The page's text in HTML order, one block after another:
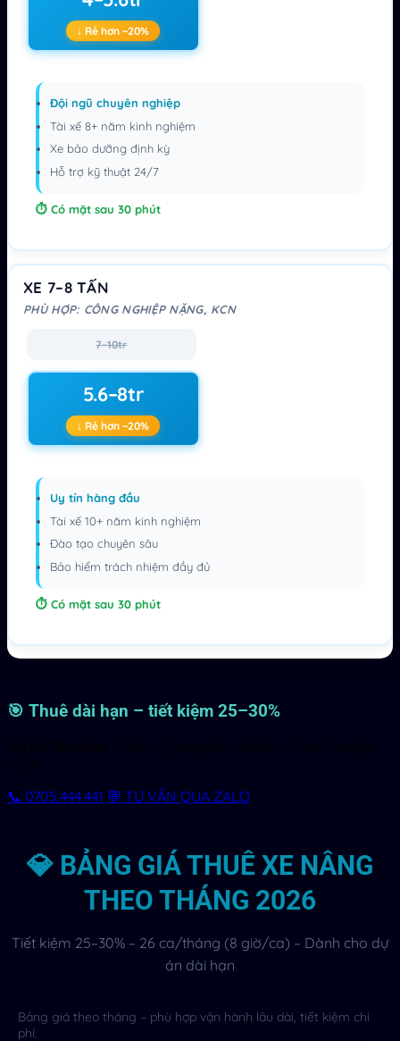
↓ Rẻ hơn ~20%
Đội ngũ chuyên nghiệp
Tài xế 8+ năm kinh nghiệm
Xe bảo dưỡng định kỳ
Hỗ trợ kỹ thuật 24/7
Có mặt sau 30 phút
XE 7–8 TẤN
PHÙ HỢP: CÔNG NGHIỆP NẶNG, KCN
7–10tr
5.6–8tr
↓ Rẻ hơn ~20%
Uy tín hàng đầu
Tài xế 10+ năm kinh nghiệm
Đào tạo chuyên sâu
Bảo hiểm trách nhiệm đầy đủ
Có mặt sau 30 phút
🎯 Thuê dài hạn – tiết kiệm 25–30%
📞 0705.444.441 💬 TƯ VẤN QUA ZALO
💎 BẢNG GIÁ THUÊ XE NÂNG
THEO THÁNG 2026
Tiết kiệm 25–30% – 26 ca/tháng (8 giờ/ca) – Dành cho dự
án dài hạn
Bảng giá theo tháng – phù hợp vận hành lâu dài, tiết kiệm chi
phí.